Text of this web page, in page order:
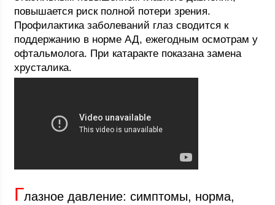
повышается риск полной потери зрения.
Профилактика заболеваний глаз сводится к
поддержанию в норме АД, ежегодным осмотрам у
офтальмолога. При катаракте показана замена
хрусталика.
Глазное давление: симптомы, норма,